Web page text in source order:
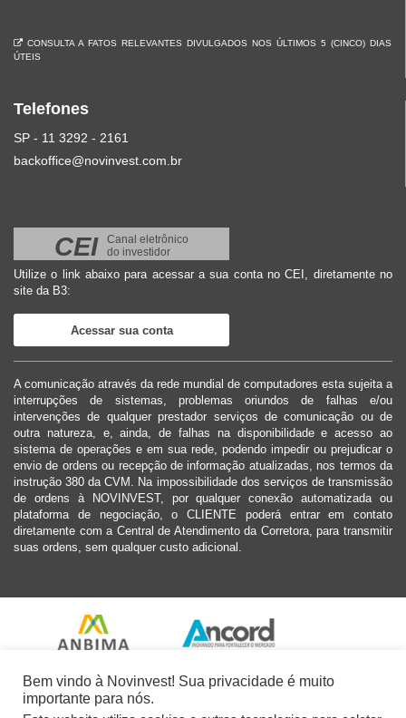
CONSULTA A FATOS RELEVANTES DIVULGADOS NOS ÚLTIMOS 5 (CINCO) DIAS
ÚTEIS
Telefones
SP - 11 3292 - 2161
backoffice@novinvest.com.br
CEI
Canal eletrônico
do investidor
Utilize o link abaixo para acessar a sua conta no CEI, diretamente no
site da B3:
Acessar sua conta
A comunicação através da rede mundial de computadores esta sujeita a
interrupções de sistemas, problemas oriundos de falhas e/ou
intervenções de qualquer prestador serviços de comunicação ou de
outra natureza, e, ainda, de falhas na disponibilidade e acesso ao
sistema de operações e em sua rede, podendo impedir ou prejudicar o
envio de ordens ou recepção de informação atualizadas, nos termos da
instrução 380 da CVM. Na impossibilidade dos serviços de transmissão
de ordens à NOVINVEST, por qualquer conexão automatizada ou
plataforma de negociação, o CLIENTE poderá entrar em contato
diretamente com a Central de Atendimento da Corretora, para transmitir
suas ordens, sem qualquer custo adicional.
Bem vindo à Novinvest! Sua privacidade é muito
importante para nós.